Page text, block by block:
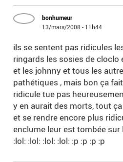
bonhumeur
13/mars/2008 - 11h44
ils se sentent pas ridicules
ringards les sosies de cloclo
et les johnny et tous les
pathétiques , mais bon ça
ridicule tue pas
y en aurait des morts, tout
et se rendre encore plus
enclume leur est tombée sur
:lol: :lol: :lol: :lol: :p :p :p :p